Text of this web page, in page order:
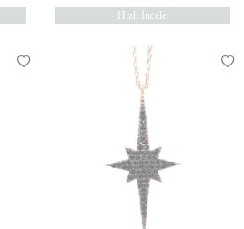
Hızlı İncele